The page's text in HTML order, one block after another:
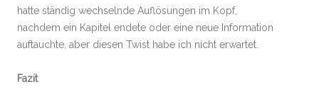
hatte ständig wechselnde Auflösungen im Kopf,
nachdem ein Kapitel endete oder eine neue Information
auftauchte, aber diesen Twist habe ich nicht erwartet.
Fazit